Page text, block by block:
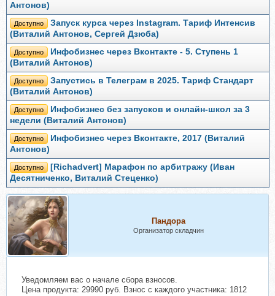
Антонов)
Доступно
Запуск курса через Instagram. Тариф Интенсив
(Виталий Антонов, Сергей Дзюба)
Доступно
Инфобизнес через Вконтакте - 5. Ступень 1
(Виталий Антонов)
Доступно
Запустись в Телеграм в 2025. Тариф Стандарт
(Виталий Антонов)
Доступно
Инфобизнес без запусков и онлайн-школ за 3
недели (Виталий Антонов)
Доступно
Инфобизнес через Вконтакте, 2017 (Виталий
Антонов)
Доступно
[Richadvert] Марафон по арбитражу (Иван
Десятниченко, Виталий Стеценко)
Пандора
Организатор складчин
Уведомляем вас о начале сбора взносов.
Цена продукта: 29990 руб. Взнос с каждого участника: 1812